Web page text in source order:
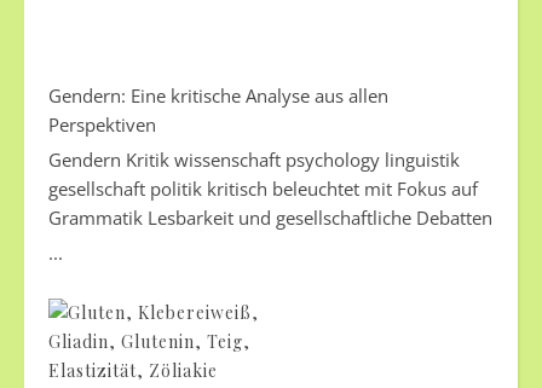
Gendern: Eine kritische Analyse aus allen
Perspektiven
Gendern Kritik wissenschaft psychology linguistik
gesellschaft politik kritisch beleuchtet mit Fokus auf
Grammatik Lesbarkeit und gesellschaftliche Debatten
...